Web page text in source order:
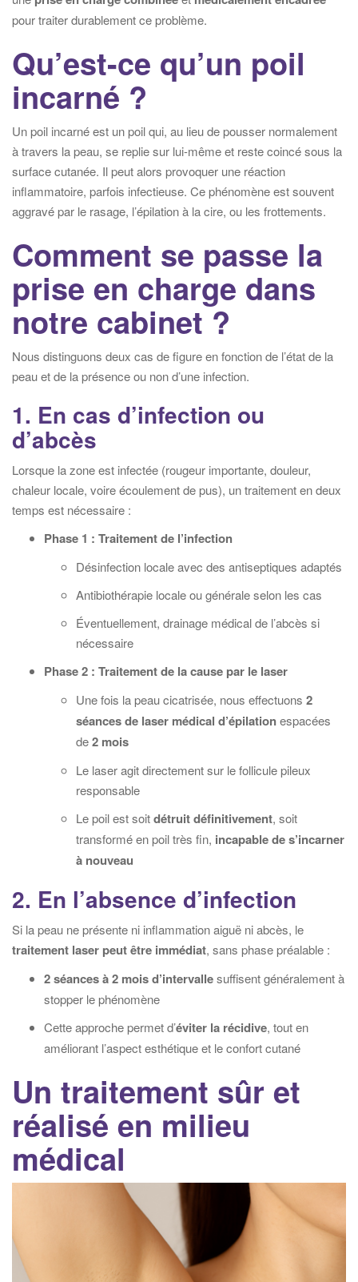
pour traiter durablement ce problème.
Qu’est-ce qu’un poil
incarné ?
Un poil incarné est un poil qui, au lieu de pousser normalement
à travers la peau, se replie sur lui-même et reste coincé sous la
surface cutanée. Il peut alors provoquer une réaction
inflammatoire, parfois infectieuse. Ce phénomène est souvent
aggravé par le rasage, l’épilation à la cire, ou les frottements.
Comment se passe la
prise en charge dans
notre cabinet ?
Nous distinguons deux cas de figure en fonction de l’état de la
peau et de la présence ou non d’une infection.
1. En cas d’infection ou
d’abcès
Lorsque la zone est infectée (rougeur importante, douleur,
chaleur locale, voire écoulement de pus), un traitement en deux
temps est nécessaire :
Phase 1 : Traitement de l’infection
Désinfection locale avec des antiseptiques adaptés
Antibiothérapie locale ou générale selon les cas
Éventuellement, drainage médical de l’abcès si
nécessaire
Phase 2 : Traitement de la cause par le laser
Une fois la peau cicatrisée, nous effectuons 2
séances de laser médical d’épilationespacées
de2 mois
Le laser agit directement sur le follicule pileux
responsable
Le poil est soitdétruit définitivement, soit
transformé en poil très fin, incapable de s’incarner
à nouveau
2. En l’absence d’infection
Si la peau ne présente ni inflammation aiguë ni abcès, le
traitement laser peut être immédiat, sans phase préalable :
2 séances à 2 mois d’intervallesuffisent généralement à
stopper le phénomène
Cette approche permet d’éviter la récidive, tout en
améliorant l’aspect esthétique et le confort cutané
Un traitement sûr et
réalisé en milieu
médical